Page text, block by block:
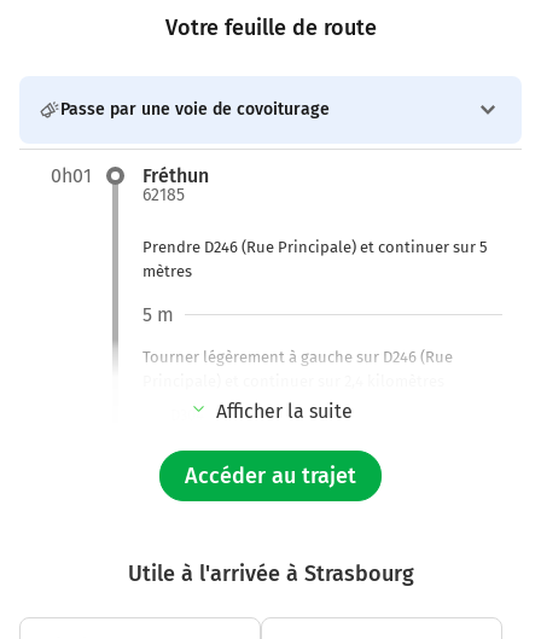
Votre feuille de route
Passe par une voie de covoiturage
0h01 Fréthun
62185
Prendre D246 (Rue Principale) et continuer sur 5
mètres
Tourner légèrement à gauche sur D246 (Rue
D304
5 m
Au rond-point, prendre la 1ère sortie sur D304
2,4 km
Au rond-point, prendre la 1ère sortie sur D304 et
2,8 km
Afficher la suite
Accéder au trajet
Utile à l'arrivée à Strasbourg